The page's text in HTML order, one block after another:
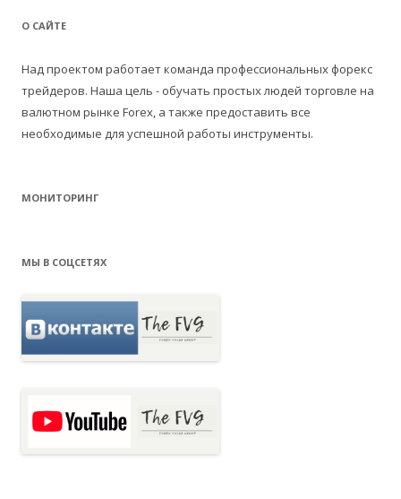
т
:
О САЙТЕ
Над проектом работает команда профессиональных форекс
трейдеров. Наша цель - обучать простых людей торговле на
валютном рынке Forex, а также предоставить все
необходимые для успешной работы инструменты.
МОНИТОРИНГ
МЫ В СОЦСЕТЯХ